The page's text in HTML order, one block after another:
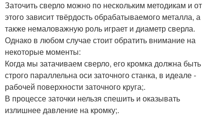
Заточить сверло можно по нескольким методикам и от
этого зависит твёрдость обрабатываемого металла, а
также немаловажную роль играет и диаметр сверла.
Однако в любом случае стоит обратить внимание на
некоторые моменты:
Когда мы затачиваем сверло, его кромка должна быть
строго параллельна оси заточного станка, в идеале -
рабочей поверхности заточного круга;.
В процессе заточки нельзя спешить и оказывать
излишнее давление на кромку;.